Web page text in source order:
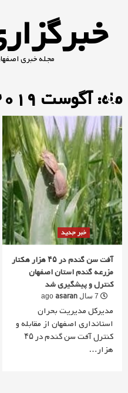
content
مجله خبری
ماه: آگوست 2019
خبر جدید
آفت سن گندم در ۴۵ هزار هکتار
مزرعه گندم استان اصفهان
کنترل و پیشگیری شد
asaran
مدیرکل مدیریت بحران
استانداری اصفهان از مقابله و
کنترل آفت سن گندم در ۴۵
هزار…